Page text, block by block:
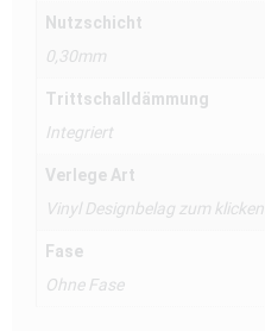
Nutzschicht
0,30mm
Trittschalldämmung
Integriert
Verlege Art
Vinyl Designbelag zum klicken
Fase
Ohne Fase